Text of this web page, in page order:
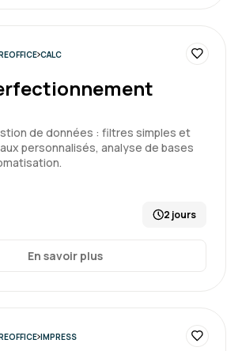
Le 17/02/2026
de chose sur Impress que
- Utilisateur
CALC
de données : filtres simples et
personnalisés, analyse de bases
2 jours
En savoir plus
IMPRESS